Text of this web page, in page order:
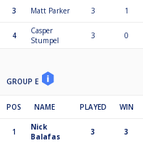
3 Matt Parker 3 1
4
Casper
Stumpel
3 0
GROUP E
POS NAME PLAYED WIN
1
Nick
Balafas
3 3